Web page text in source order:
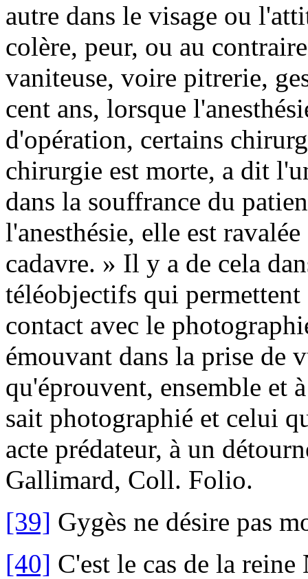
autre dans le visage ou
colère, peur, ou au
vaniteuse, voire pitrerie,
cent ans, lorsque
d'opération, certains
chirurgie est morte, a dit
dans la souffrance du
l'anesthésie, elle est
cadavre. » Il y a de cela
téléobjectifs qui
contact avec le
émouvant dans la prise de
qu'éprouvent, ensemble et
sait photographié et celui
acte prédateur, à un
Gallimard, Coll. Folio.
[39] Gygès ne désire pas
[40] C'est le cas de la